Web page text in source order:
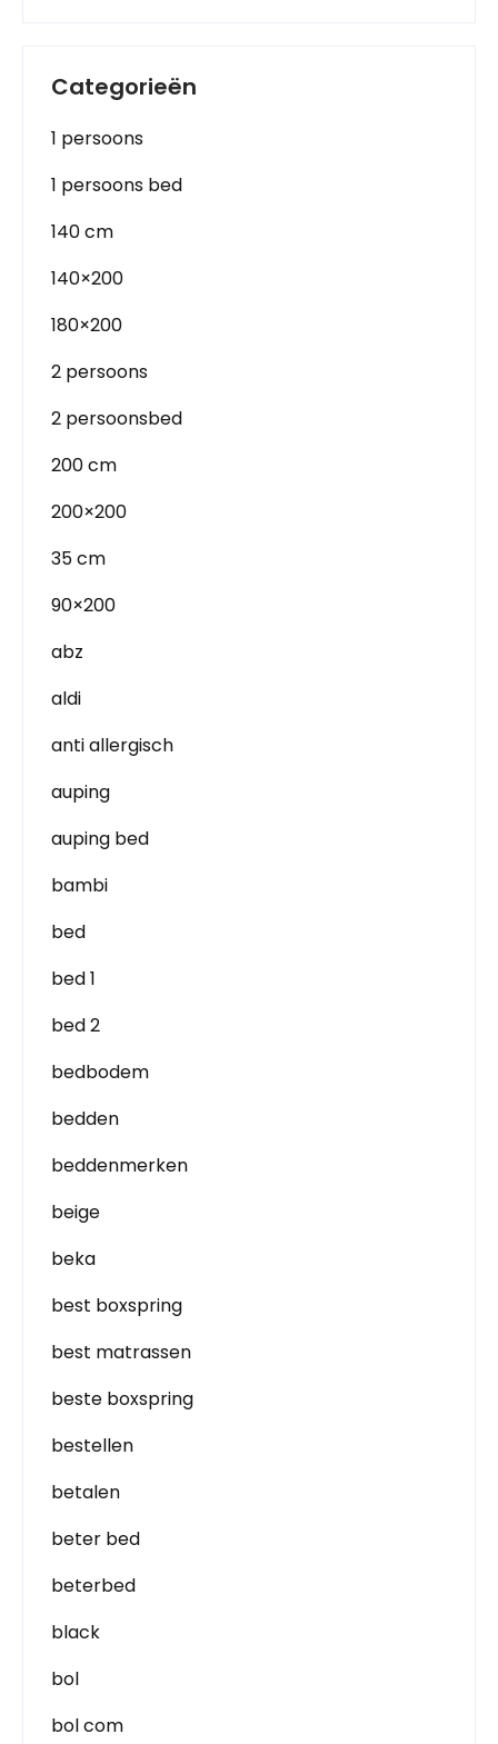
Categorieën
1 persoons
1 persoons bed
140 cm
140×200
180×200
2 persoons
2 persoonsbed
200 cm
200×200
35 cm
90×200
abz
aldi
anti allergisch
auping
auping bed
bambi
bed
bed 1
bed 2
bedbodem
bedden
beddenmerken
beige
beka
best boxspring
best matrassen
beste boxspring
bestellen
betalen
beter bed
beterbed
black
bol
bol com